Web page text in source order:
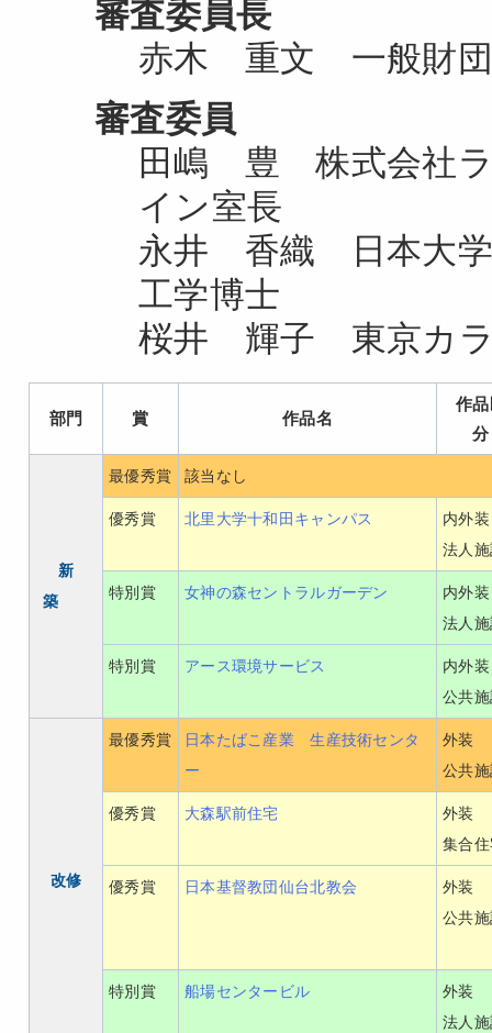
審査委員長
赤木 重文 一般財団
審査委員
田嶋 豊 株式会社ラ
イン室長
永井 香織 日本大
工学博士
桜井 輝子 東京カラ
部門 賞 作品名
作
分
新
築
最優秀賞 該当なし
優秀賞 北里大学十和田キャンパス
内外装
法人
特別賞 女神の森セントラルガーデン
内外装
法人
特別賞 アース環境サービス
内外装
公共
改修
最優秀賞
日本たばこ産業 生産技術センタ
ー
外装
公共
優秀賞 大森駅前住宅
外装
集合
優秀賞 日本基督教団仙台北教会
外装
公共
特別賞 船場センタービル
外装
法人